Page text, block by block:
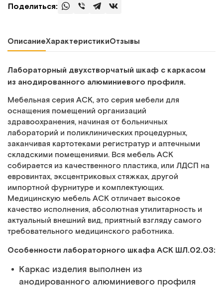
Поделиться:
ОписаниеХарактеристикиОтзывы
Лабораторный двухстворчатый шкаф с каркасом
из анодированного алюминиевого профиля.
Мебельная серия АСК, это серия мебели для
оснащения помещений организаций
здравоохранения, начиная от больничных
лабораторий и поликлинических процедурных,
заканчивая картотеками регистратур и аптечными
складскими помещениями. Вся мебель АСК
собирается из качественного пластика, или ЛДСП на
евровинтах, эксцентриковых стяжках, другой
импортной фурнитуре и комплектующих.
Медицинскую мебель АСК отличает высокое
качество исполнения, абсолютная утилитарность и
актуальный внешний вид, приятный взгляду самого
требовательного медицинского работника.
Особенности лабораторного шкафа АСК ШЛ.02.03:
Каркас изделия выполнен из
анодированного алюминиевого профиля